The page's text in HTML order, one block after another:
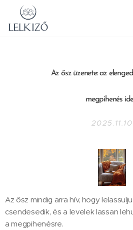
Az ősz üzenete: az
megpihenés
2025.11.10
Az ősz mindig arra hív, hogy
csendesedik, és a levelek lassan
a megpihenésre.